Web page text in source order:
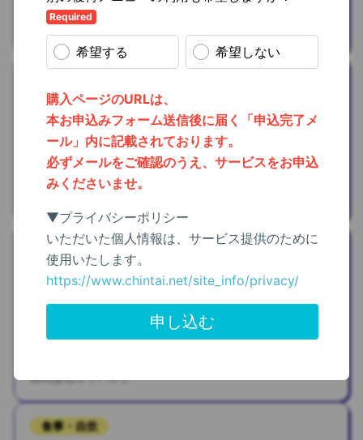
西川株式会社
IKEA家具・生活
雑貨を5%OFF
スキルアップ
オーディオブッ
ク聴き放題(30
プレ
株式会社オトバンク
食事・自炊